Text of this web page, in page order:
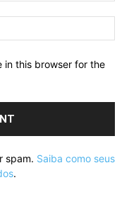
in this browser for the
spam. Saiba como seus
.